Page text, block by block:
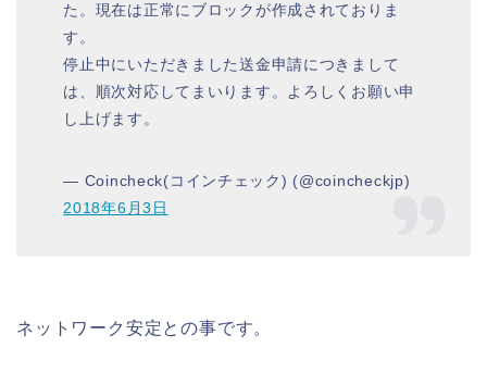
た。現在は正常にブロックが作成されておりま
す。
停止中にいただきました送金申請につきまして
は、順次対応してまいります。よろしくお願い申
し上げます。
— Coincheck(コインチェック) (@coincheckjp)
2018年6月3日
ネットワーク安定との事です。